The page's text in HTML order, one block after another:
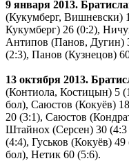
9 января 2013.
(Кукумберг, Вишневски)
Кукумберг) 26 (0:2),
Антипов (Панов, Дугин)
(2:3), Панов (Кузнецов)
13 октября 2013.
(Контиола, Костицын) 5
бол), Саюстов (Кокуёв)
20 (3:1), Саюстов
Штайнох (Серсен) 30
(4:4), Гуськов (Кокуёв)
бол), Нетик 60 (5:6).